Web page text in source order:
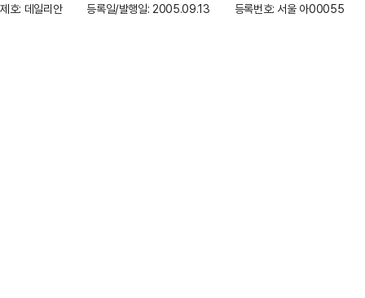
제호: 데일리안
등록일/발행일: 2005.09.13 등록번호: 서울 아00055